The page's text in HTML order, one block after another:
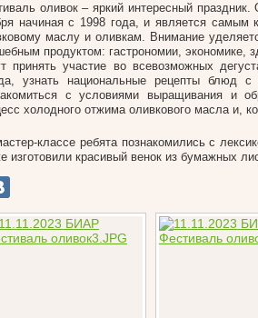
оливок – яркий интересный
начиная с 1998 года, и является
маслу и оливкам. Внимание
продуктом: гастрономии,
принять участие во всевозможных
узнать национальные рецепты блюд с
с условиями выращивания и
холодного отжима оливкового масла и,
классе ребята познакомились с
изготовили красивый венок из бумажных